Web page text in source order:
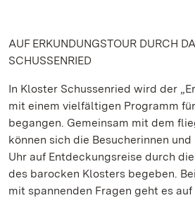
AUF ERKUNDUNGSTOUR DURCH
SCHUSSENRIED
In Kloster Schussenried wird der
mit einem vielfältigen Programm
begangen. Gemeinsam mit dem
können sich die Besucherinnen und
Uhr auf Entdeckungsreise durch
des barocken Klosters begeben.
mit spannenden Fragen geht es